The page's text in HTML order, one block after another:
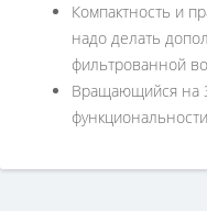
Компактность и
надо делать
фильтрованной
Вращающийся на
функциональности